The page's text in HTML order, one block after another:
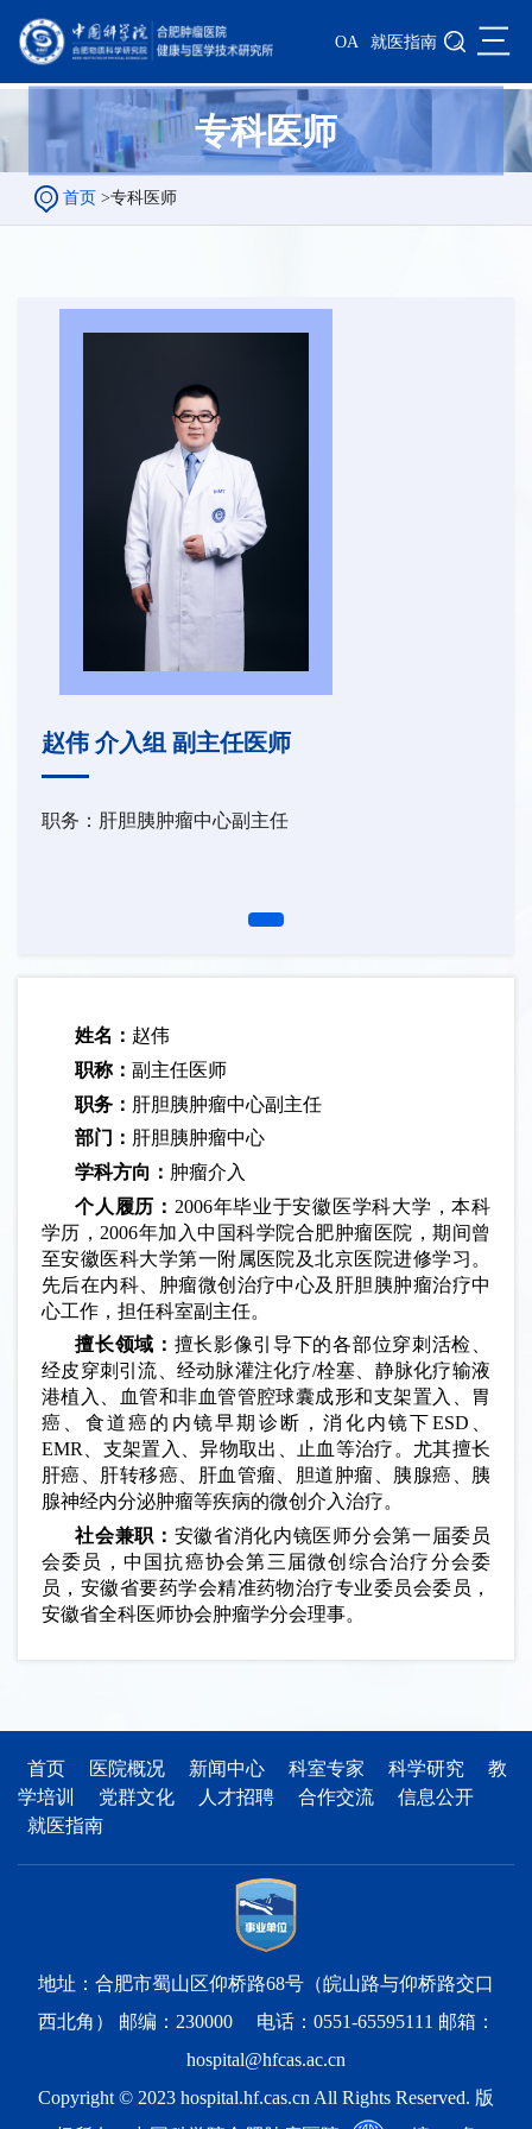
OA 就医指南 三
专科医师
首页 >专科医师
赵伟 介入组 副主任医师
职务：肝胆胰肿瘤中心副主任
姓名： 赵伟
职称：副主任医师
职务： 肝胆胰肿瘤中心副主任
部门： 肝胆胰肿瘤中心
学科方向： 肿瘤介入
个人履历： 2006年毕业于安徽医学科大学，本科
学历，2006年加入中国科学院合肥肿瘤医院，期间曾
至安徽医科大学第一附属医院及北京医院进修学习。
先后在内科、肿瘤微创治疗中心及肝胆胰肿瘤治疗中
心工作，担任科室副主任。
擅长领域： 擅长影像引导下的各部位穿刺活检、
经皮穿刺引流、经动脉灌注化疗/栓塞、静脉化疗输液
港植入、血管和非血管管腔球囊成形和支架置入、胃
癌、食道癌的内镜早期诊断，消化内镜下ESD、
EMR、支架置入、异物取出、止血等治疗。尤其擅长
肝癌、肝转移癌、肝血管瘤、胆道肿瘤、胰腺癌、胰
腺神经内分泌肿瘤等疾病的微创介入治疗。
社会兼职： 安徽省消化内镜医师分会第一届委员
会委员，中国抗癌协会第三届微创综合治疗分会委
员，安徽省要药学会精准药物治疗专业委员会委员，
安徽省全科医师协会肿瘤学分会理事。
首页 医院概况 新闻中心 科室专家 科学研究
教
学培训
党群文化 人才招聘 合作交流
信息公开
就医指南
地址：合肥市蜀山区仰桥路68号（皖山路与仰桥路交口
西北角） 邮编：230000 电话：0551-65595111 邮箱：
hospital@hfcas.ac.cn
Copyright © 2023 hospital.hf.cas.cn All Rights Reserved. 版